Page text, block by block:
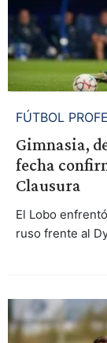
FÚTBOL
Gimnasia,
fecha
Clausura
El Lobo
ruso frente al